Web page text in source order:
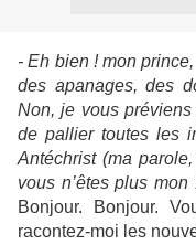
- Eh bien ! mon
des apanages, des
Non, je vous
de pallier toutes les
Antéchrist (ma
vous n’êtes plus
Bonjour. Bonjour.
racontez-moi les